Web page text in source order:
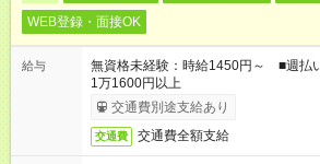
WEB登録・面接OK
給与
無資格未経験：時給1450円～ ■週
1万1600円以上
交通費別途支給あり
交通費 交通費全額支給